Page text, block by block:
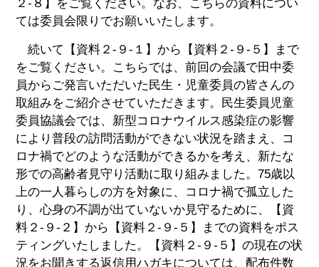
２-８】をご覧ください。なお、こちらの資料につい
ては委員会限りでお願いいたします。
続いて【資料２-９-１】から【資料２-９-５】まで
をご覧ください。こちらでは、前回の会議で田中委
員からご発言いただいた民生・児童委員の皆さんの
取組みをご紹介させていただきます。民生委員児童
委員協議会では、新型コロナウイルス感染症の影響
により普段の訪問活動ができない状況を踏まえ、コ
ロナ禍でどのような活動ができるかを考え、新たな
形での高齢者見守り活動に取り組みました。75歳以
上の一人暮らしの方を対象に、コロナ禍で孤立した
り、心身の不調が出ていないか見守るために、【資
料２-９-２】から【資料２-９-５】までの資料をポス
ティングいたしました。【資料２-９-５】の現在の状
況をお聞きする返信用ハガキについては、配布件数